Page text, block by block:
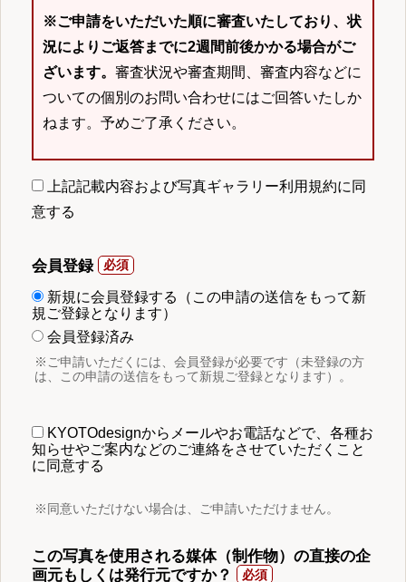
※ご申請をいただいた順に審査いたしており、状
況によりご返答までに2週間前後かかる場合がご
ざいます。 審査状況や審査期間、審査内容などに
ついての個別のお問い合わせにはご回答いたしか
ねます。予めご了承ください。
上記記載内容および写真ギャラリー利用規約に同
意する
会員登録
新規に会員登録する（この申請の送信をもって新
規ご登録となります）
会員登録済み
※ご申請いただくには、会員登録が必要です（未登録の方
は、この申請の送信をもって新規ご登録となります）。
KYOTOdesignからメールやお電話などで、各種お
知らせやご案内などのご連絡をさせていただくこと
に同意する
※同意いただけない場合は、ご申請いただけません。
この写真を使用される媒体（制作物）の直接の企
画元もしくは発行元ですか？